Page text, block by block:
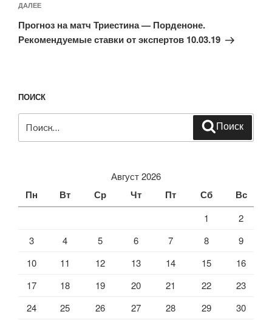
Следующая
запись
ДАЛЕЕ
Прогноз на матч Триестина — Порденоне.
Рекомендуемые ставки от экспертов 10.03.19
ПОИСК
Поиск
Август 2026
Пн Вт Ср Чт Пт Сб Вс
1
2
3
4 5 6 7 8
9
10
11 12 13 14 15
16
17
18 19 20 21 22
23
24
25 26 27 28 29
30